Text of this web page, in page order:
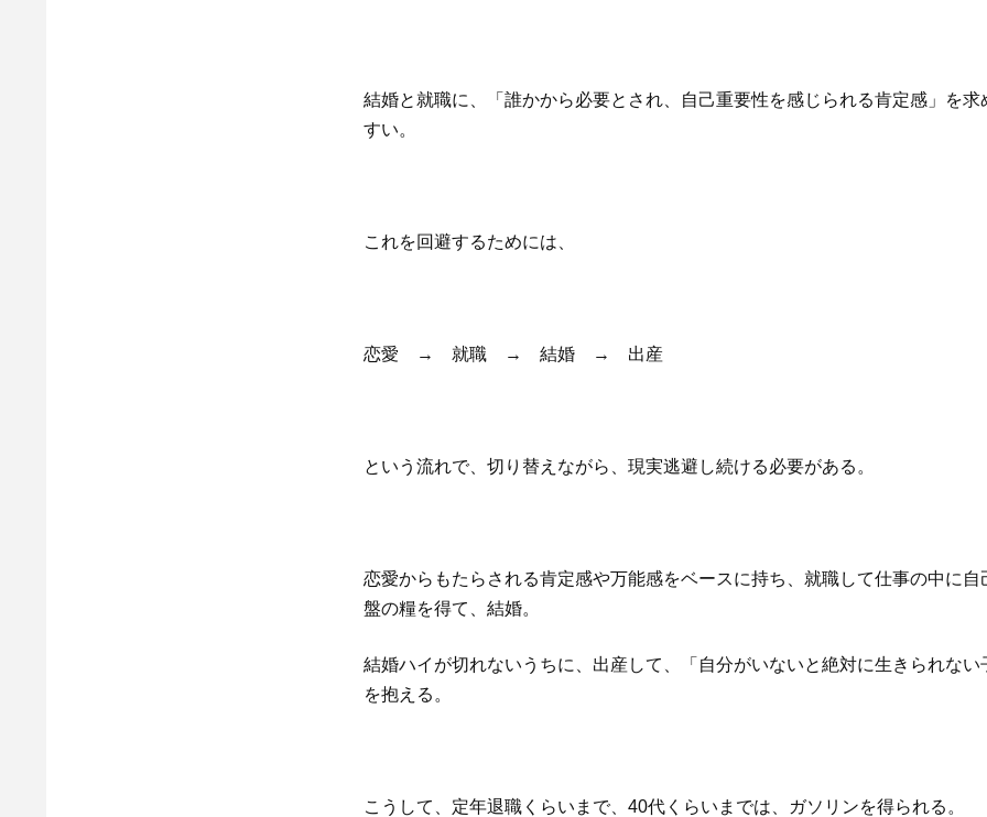
結婚と就職に、「誰かから必要とされ、自己重要性を感じられる肯定感」を求
すい。
これを回避するためには、
恋愛 → 就職 → 結婚 → 出産
という流れで、切り替えながら、現実逃避し続ける必要がある。
恋愛からもたらされる肯定感や万能感をベースに持ち、就職して仕事の中に自
盤の糧を得て、結婚。
結婚ハイが切れないうちに、出産して、「自分がいないと絶対に生きられない
を抱える。
こうして、定年退職くらいまで、40代くらいまでは、ガソリンを得られる。